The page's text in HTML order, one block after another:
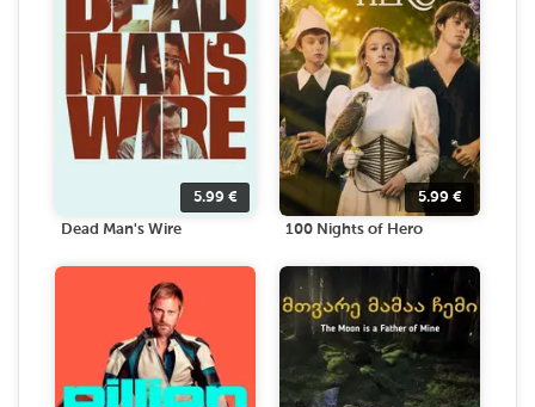
5.99 €
Dead Man's Wire
5.99 €
100 Nights of Hero